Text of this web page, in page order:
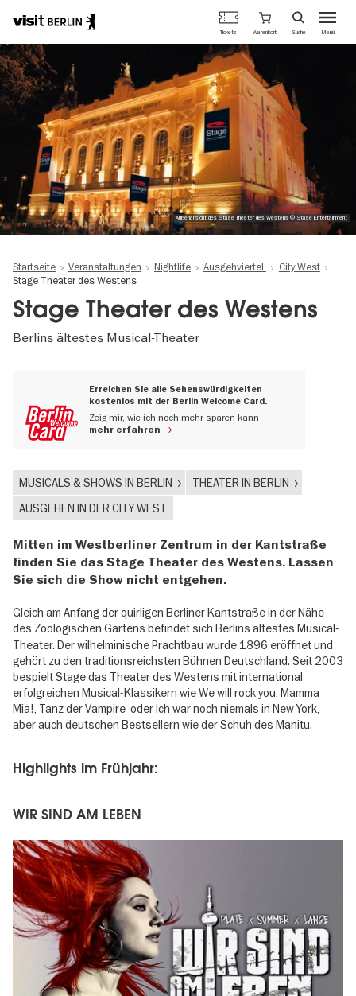
Direkt
zum
Inhalt
Berlins
offizielles
Tourismusportal
Menü
Tickets Warenkorb Suche
Außenansicht des Stage Theater des Westens © Stage Entertainment
Startseite Veranstaltungen Nightlife Ausgehviertel
City West
Stage Theater des Westens
Stage Theater des Westens
Berlins ältestes Musical-Theater
Erreichen Sie alle Sehenswürdigkeiten
kostenlos mit der Berlin Welcome Card.
Zeig mir, wie ich noch mehr sparen kann
mehr erfahren
MUSICALS & SHOWS IN BERLIN
THEATER IN BERLIN
AUSGEHEN IN DER CITY WEST
Mitten im Westberliner Zentrum in der Kantstraße
finden Sie das Stage Theater des Westens. Lassen
Sie sich die Show nicht entgehen.
Gleich am Anfang der quirligen Berliner Kantstraße in der Nähe
des Zoologischen Gartens befindet sich Berlins ältestes Musical-
Theater. Der wilhelminische Prachtbau wurde 1896 eröffnet und
gehört zu den traditionsreichsten Bühnen Deutschland. Seit 2003
bespielt Stage das Theater des Westens mit international
erfolgreichen Musical-Klassikern wieWe will rock you Mamma
Mia! , Tanz der Vampire oderIch war noch niemals in New York
aber auch deutschen Bestsellern wie derSchuh des Manitu.
Highlights im Frühjahr:
WIR SIND AM LEBEN